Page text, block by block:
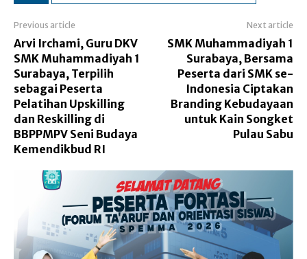
Previous article
Arvi Irchami, Guru DKV
SMK Muhammadiyah 1
Surabaya, Terpilih
sebagai Peserta
Pelatihan Upskilling
dan Reskilling di
BBPPMPV Seni Budaya
Kemendikbud RI
Next article
SMK Muhammadiyah 1
Surabaya, Bersama
Peserta dari SMK se-
Indonesia Ciptakan
Branding Kebudayaan
untuk Kain Songket
Pulau Sabu